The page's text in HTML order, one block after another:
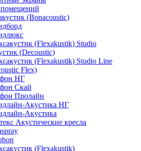
(Bonacoustic)
(Flexakustik) Studio
(Decoustic)
(Flexakustik) Studio Line
Flex)
НГ
Скай
Пролайн
Акустика НГ
Акустика
Акустические кресла
(Flexakustik)